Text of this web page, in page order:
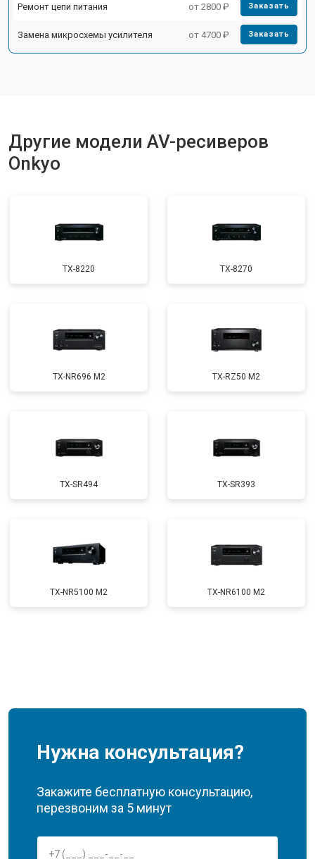
Ремонт цепи питания от 2800 ₽ Заказать
Замена микросхемы усилителя от 4700 ₽ Заказать
Другие модели AV-ресиверов
Onkyo
TX-8220 TX-8270
TX-NR696 M2 TX-RZ50 M2
TX-SR494 TX-SR393
TX-NR5100 M2 TX-NR6100 M2
Нужна консультация?
Закажите бесплатную консультацию,
перезвоним за 5 минут